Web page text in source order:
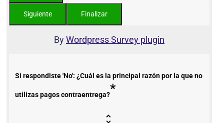
ByWordpress Survey plugin
Si respondiste 'No': ¿Cuál es la principal razón por la que no
utilizas pagos contraentrega?*